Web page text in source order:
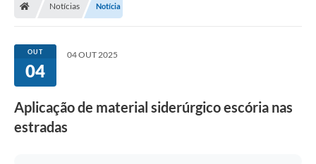
Notícias Notícia
OUT
04
04 OUT 2025
Aplicação de material siderúrgico escória nas
estradas